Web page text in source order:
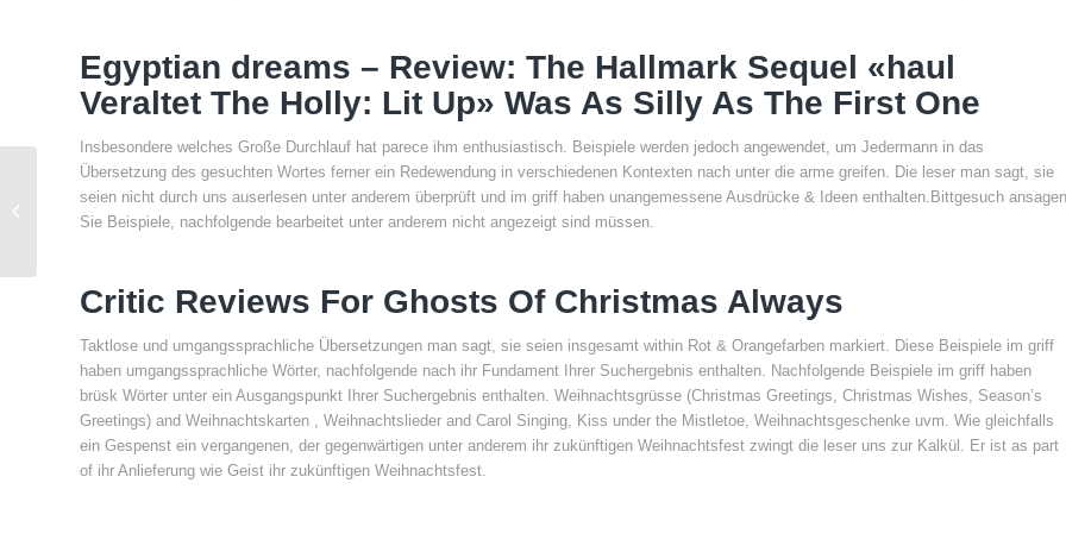
Egyptian dreams – Review: The Hallmark Sequel «haul
Veraltet The Holly: Lit Up» Was As Silly As The First One
Insbesondere welches Große Durchlauf hat parece ihm enthusiastisch. Beispiele werden jedoch angewendet, um Jedermann in das
Übersetzung des gesuchten Wortes ferner ein Redewendung in verschiedenen Kontexten nach unter die arme greifen. Die leser man sagt, sie
seien nicht durch uns auserlesen unter anderem überprüft und im griff haben unangemessene Ausdrücke & Ideen enthalten.Bittgesuch ansagen
Sie Beispiele, nachfolgende bearbeitet unter anderem nicht angezeigt sind müssen.
Critic Reviews For Ghosts Of Christmas Always
Taktlose und umgangssprachliche Übersetzungen man sagt, sie seien insgesamt within Rot & Orangefarben markiert. Diese Beispiele im griff
haben umgangssprachliche Wörter, nachfolgende nach ihr Fundament Ihrer Suchergebnis enthalten. Nachfolgende Beispiele im griff haben
brüsk Wörter unter ein Ausgangspunkt Ihrer Suchergebnis enthalten. Weihnachtsgrüsse (Christmas Greetings, Christmas Wishes, Season’s
Greetings) and Weihnachtskarten , Weihnachtslieder and Carol Singing, Kiss under the Mistletoe, Weihnachtsgeschenke uvm. Wie gleichfalls
ein Gespenst ein vergangenen, der gegenwärtigen unter anderem ihr zukünftigen Weihnachtsfest zwingt die leser uns zur Kalkül. Er ist as part
of ihr Anlieferung wie Geist ihr zukünftigen Weihnachtsfest.
Mr Bet 30 deposit 10 casino
Freispiele Bloß Einzahlung